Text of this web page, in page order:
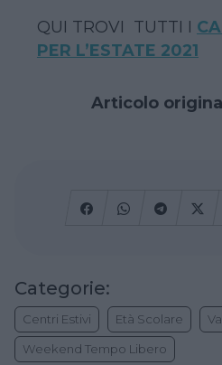
QUI TROVI TUTTI I
PER L’ESTATE 2021
Articolo
Categorie:
Centri Estivi Età Scolare
Weekend Tempo Libero